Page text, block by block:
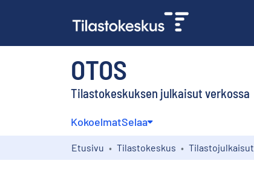
OTOS
Tilastokeskuksen julkaisut verkossa
KokoelmatSelaa
Etusivu Tilastokeskus Tilastojulkaisut